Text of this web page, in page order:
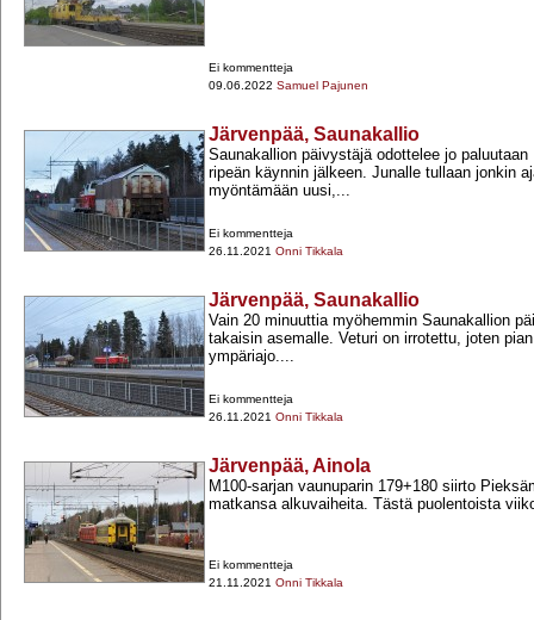
Ei kommentteja
09.06.2022 Samuel Pajunen
Järvenpää, Saunakallio
Saunakallion päivystäjä odottelee jo paluutaan
ripeän käynnin jälkeen. Junalle tullaan jonkin
myöntämään uusi,...
Ei kommentteja
26.11.2021 Onni Tikkala
Järvenpää, Saunakallio
Vain 20 minuuttia myöhemmin Saunakallion
takaisin asemalle. Veturi on irrotettu, joten
ympäriajo....
Ei kommentteja
26.11.2021 Onni Tikkala
Järvenpää, Ainola
M100-​sarjan vaunuparin 179+​180 siirto
matkansa alkuvaiheita. Tästä puolentoista
Ei kommentteja
21.11.2021 Onni Tikkala